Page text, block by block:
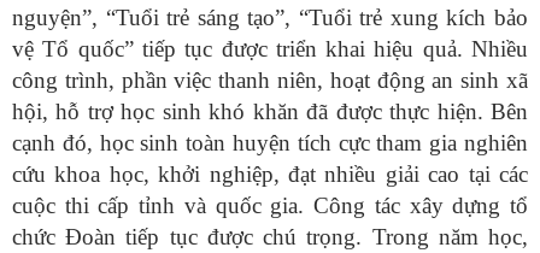
nguyện”, “Tuổi trẻ sáng tạo”, “Tuổi trẻ xung kích bảo
vệ Tổ quốc” tiếp tục được triển khai hiệu quả. Nhiều
công trình, phần việc thanh niên, hoạt động an sinh xã
hội, hỗ trợ học sinh khó khăn đã được thực hiện. Bên
cạnh đó, học sinh toàn huyện tích cực tham gia nghiên
cứu khoa học, khởi nghiệp, đạt nhiều giải cao tại các
cuộc thi cấp tỉnh và quốc gia. Công tác xây dựng tổ
chức Đoàn tiếp tục được chú trọng. Trong năm học,